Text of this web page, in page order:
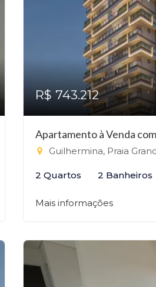
R$ 743.212
Apartamento à Venda
Guilhermina, Praia
2 Quartos 2 Banheiros
Mais informações